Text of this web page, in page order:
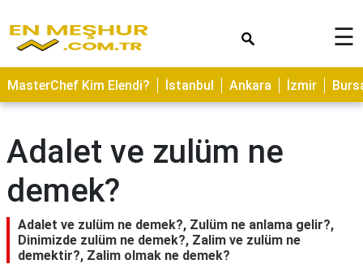
ASTROLOJİ
SAĞLIK
TARİFLERİ
GEZİLECEK
YERLER
CİLT
BAKIMI
☰
MasterChef Kim Elendi? İstanbul Ankara İzmir
Adalet ve zulüm ne
demek?
Adalet ve zulüm ne demek?, Zulüm ne anlama gelir?,
Dinimizde zulüm ne demek?, Zalim ve zulüm ne
demektir?, Zalim olmak ne demek?